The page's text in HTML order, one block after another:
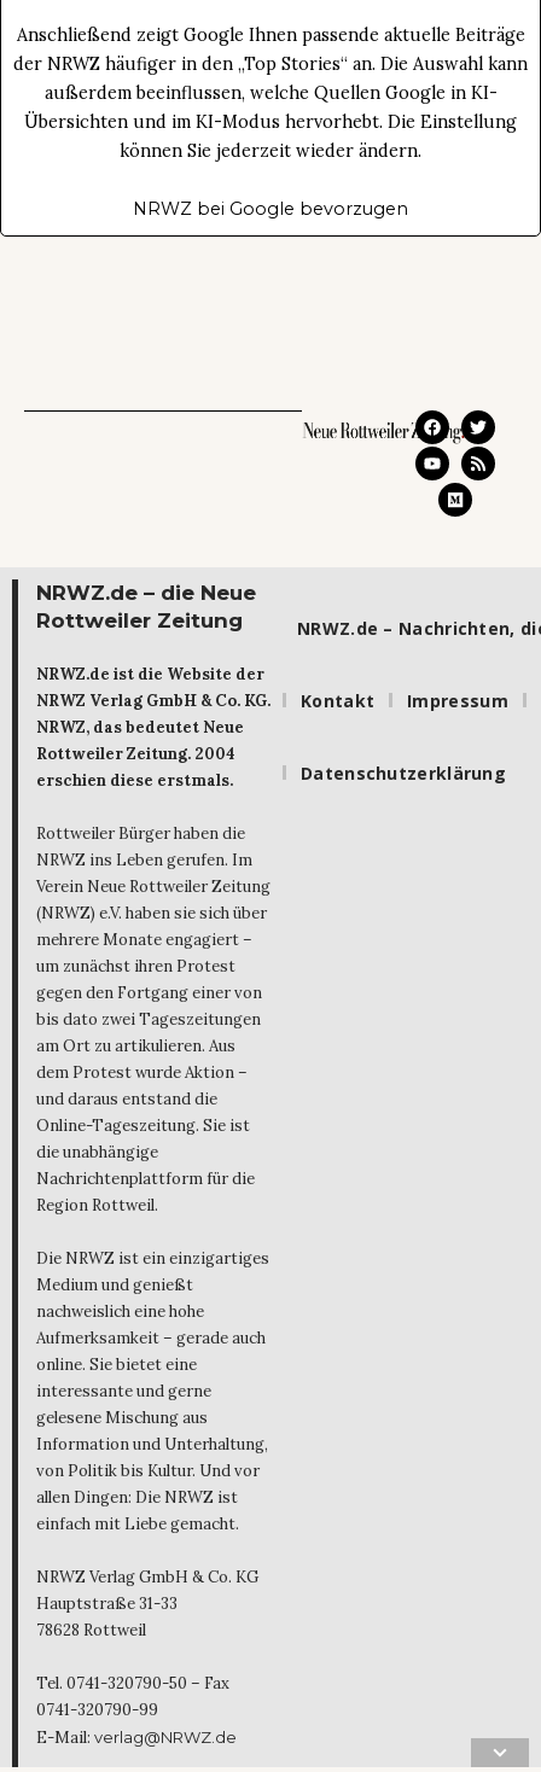
Anschließend zeigt Google Ihnen passende aktuelle Beiträge
der NRWZ häufiger in den „Top Stories“ an. Die Auswahl kann
außerdem beeinflussen, welche Quellen Google in KI-
Übersichten und im KI-Modus hervorhebt. Die Einstellung
können Sie jederzeit wieder ändern.
NRWZ bei Google bevorzugen
NRWZ.de – die Neue
Rottweiler Zeitung
NRWZ.de ist die Website der
NRWZ Verlag GmbH & Co. KG.
NRWZ, das bedeutet Neue
Rottweiler Zeitung. 2004
erschien diese erstmals.
Rottweiler Bürger haben die
NRWZ ins Leben gerufen. Im
Verein Neue Rottweiler Zeitung
(NRWZ) e.V. haben sie sich über
mehrere Monate engagiert –
um zunächst ihren Protest
gegen den Fortgang einer von
bis dato zwei Tageszeitungen
am Ort zu artikulieren. Aus
dem Protest wurde Aktion –
und daraus entstand die
Online-Tageszeitung. Sie ist
die unabhängige
Nachrichtenplattform für die
Region Rottweil.
Die NRWZ ist ein einzigartiges
Medium und genießt
nachweislich eine hohe
Aufmerksamkeit – gerade auch
online. Sie bietet eine
interessante und gerne
gelesene Mischung aus
Information und Unterhaltung,
von Politik bis Kultur. Und vor
allen Dingen: Die NRWZ ist
einfach mit Liebe gemacht.
NRWZ Verlag GmbH & Co. KG
Hauptstraße 31-33
78628 Rottweil
Tel. 0741-320790-50 – Fax
0741-320790-99
E-Mail: verlag@NRWZ.de
NRWZ.de – Nachrichten,
Kontakt Impressum
Datenschutzerklärung